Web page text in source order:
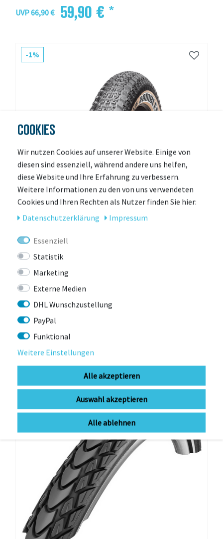
UVP 66,90 €
59,90 € *
-1%
MAXXIS
MAXXIS Rambler 700 x 38C EXO TR Tanwall
sofort lieferbar (1-3Werktage)
UVP 59,90 €
-14%
COOKIES
Wir nutzen Cookies auf unserer Website. Einige von
diesen sind essenziell, während andere uns helfen,
diese Website und Ihre Erfahrung zu verbessern.
Weitere Informationen zu den von uns verwendeten
Cookies und Ihren Rechten als Nutzer finden Sie hier:
Daten­schutz­erklärung
Impressum
Essenziell
Statistik
Marketing
Externe Medien
DHL Wunschzustellung
PayPal
Funktional
Weitere Einstellungen
Alle akzeptieren
Auswahl akzeptieren
Alle ablehnen